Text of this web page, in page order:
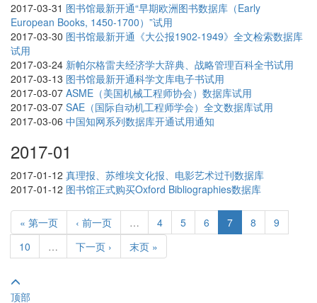
2017-03-31 图书馆最新开通“早期欧洲图书数据库（Early
European Books, 1450-1700）”试用
2017-03-30 图书馆最新开通《大公报1902-1949》全文检索数据库
试用
2017-03-24 新帕尔格雷夫经济学大辞典、战略管理百科全书试用
2017-03-13 图书馆最新开通科学文库电子书试用
2017-03-07 ASME（美国机械工程师协会）数据库试用
2017-03-07 SAE（国际自动机工程师学会）全文数据库试用
2017-03-06 中国知网系列数据库开通试用通知
2017-01
2017-01-12 真理报、苏维埃文化报、电影艺术过刊数据库
2017-01-12 图书馆正式购买Oxford Bibliographies数据库
« 第一页 ‹ 前一页 … 4 5 6 7 8
9
10
… 下一页 › 末页 »
顶部